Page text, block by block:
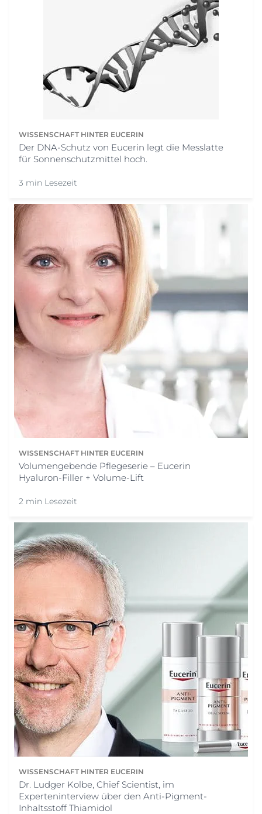
WISSENSCHAFT HINTER EUCERIN
Der DNA-Schutz von Eucerin legt die Messlatte
für Sonnenschutzmittel hoch.
3 min Lesezeit
WISSENSCHAFT HINTER EUCERIN
Volumengebende Pflegeserie – Eucerin
Hyaluron-Filler + Volume-Lift
2 min Lesezeit
WISSENSCHAFT HINTER EUCERIN
Dr. Ludger Kolbe, Chief Scientist, im
Experteninterview über den Anti-Pigment-
Inhaltsstoff Thiamidol